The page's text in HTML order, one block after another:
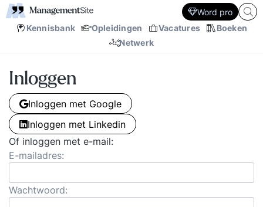
Kennisbank Opleidingen Vacatures
Boeken
Netwerk
Word pro
Inloggen
Inloggen met Google
Inloggen met Linkedin
Of inloggen met e-mail:
E-mailadres:
Wachtwoord: